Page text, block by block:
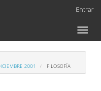
Entrar
Toggle
2001
FILOSOFÍA